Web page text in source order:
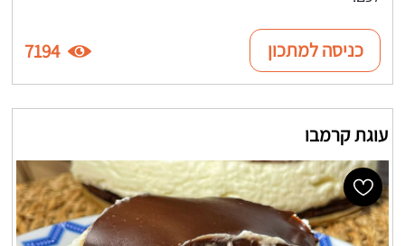
כניסה למתכון 7194
עוגת קרמבו